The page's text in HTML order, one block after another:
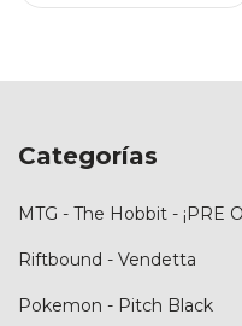
Categorías
MTG - The Hobbit - ¡PRE
Riftbound - Vendetta
Pokemon - Pitch Black